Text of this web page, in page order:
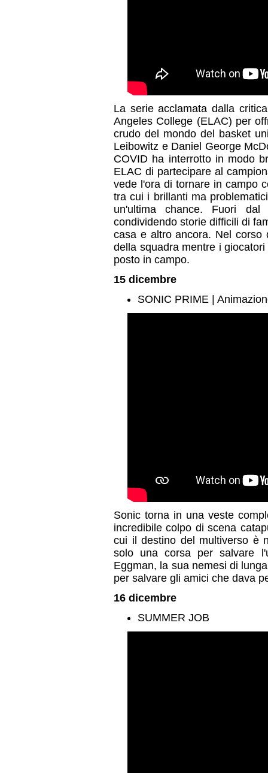
La serie acclamata dalla
Angeles College (ELAC) per
crudo del mondo del basket
Leibowitz e Daniel George
COVID ha interrotto in modo
ELAC di partecipare al
vede l'ora di tornare in campo
tra cui i brillanti ma
un'ultima chance. Fuori
condividendo storie difficili di
casa e altro ancora. Nel corso
della squadra mentre i
posto in campo.
15 dicembre
SONIC PRIME |
Sonic torna in una veste
incredibile colpo di scena
cui il destino del multiverso è
solo una corsa per salvare
Eggman, la sua nemesi di
per salvare gli amici che dava
16 dicembre
SUMMER JOB